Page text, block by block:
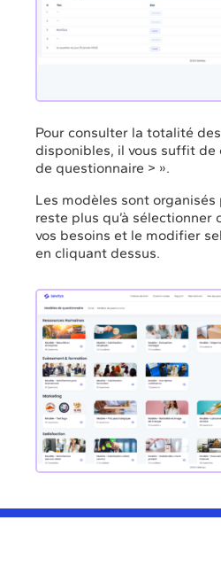
Pour consulter la totalité
disponibles, il vous suffit de
de questionnaire > ».
Les modèles sont organisés
reste plus qu’à sélectionner
vos besoins et le modifier
en cliquant dessus.